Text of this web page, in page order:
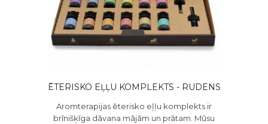
ĒTERISKO EĻĻU KOMPLEKTS - RUDENS
Aromterapijas ēterisko eļļu komplekts ir
brīnišķīga dāvana mājām un prātam. Mūsu